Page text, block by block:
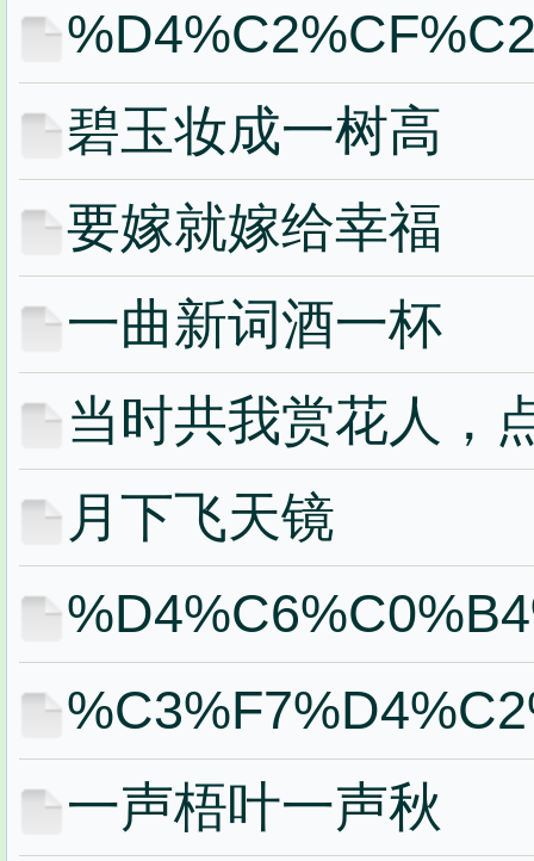
碧玉妆成一树高
要嫁就嫁给幸福
一曲新词酒一杯
当时共我赏花人，
月下飞天镜
一声梧叶一声秋